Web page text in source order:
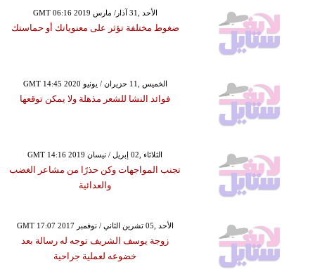
GMT 06:16 2019 الأحد ,31 آذار/ مارس
ضغوط مختلفة تؤثر على معنوياتك أو حماستك
GMT 14:45 2020 الخميس ,11 حزيران / يونيو
فوائد النشا للشعر مذهلة ولا يمكن توقعها
GMT 14:16 2019 الثلاثاء ,02 إبريل / نيسان
تجنب المواجهات وكن حذرًا من مشاعر الغضب
والعدائية
GMT 17:07 2017 الأحد ,05 تشرين الثاني / نوفمبر
زوجة يوسف الشريف توجه له رسالة بعد
خضوعه لعملية جراحية